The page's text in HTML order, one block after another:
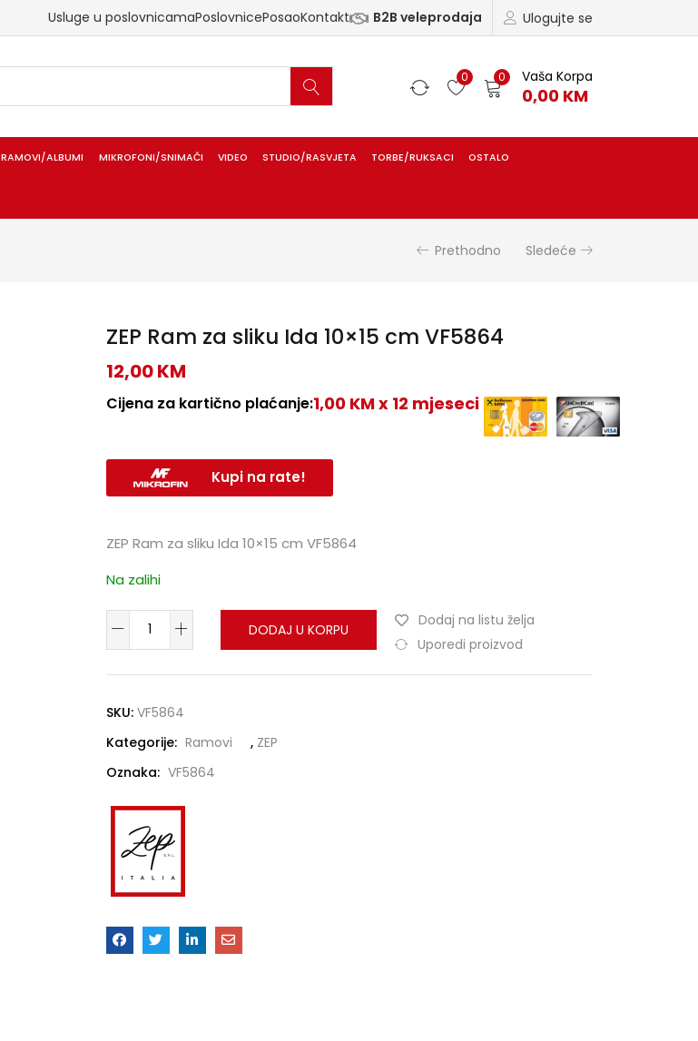
Ulogujte se
Usluge u poslovnicamaPoslovnicePosaoKontakt B2B veleprodaja
0 0 Vaša Korpa
0,00 KM
RAMOVI/ALBUMI MIKROFONI/SNIMAČI VIDEO STUDIO/RASVJETA TORBE/RUKSACI OSTALO
Prethodno Sledeće
ZEP Ram za sliku Ida 10×15 cm VF5864
12,00KM
Cijena za kartično plaćanje:1,00 KM x 12 mjeseci
Kupi na rate!
ZEP Ram za sliku Ida 10×15 cm VF5864
Na zalihi
DODAJ U KORPU
Dodaj na listu želja
Uporedi proizvod
SKU: VF5864
Kategorije: Ramovi , ZEP
Oznaka: VF5864